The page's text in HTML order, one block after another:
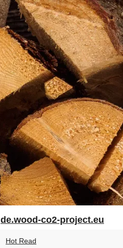
de.wood-co2-project.eu
Hot Read